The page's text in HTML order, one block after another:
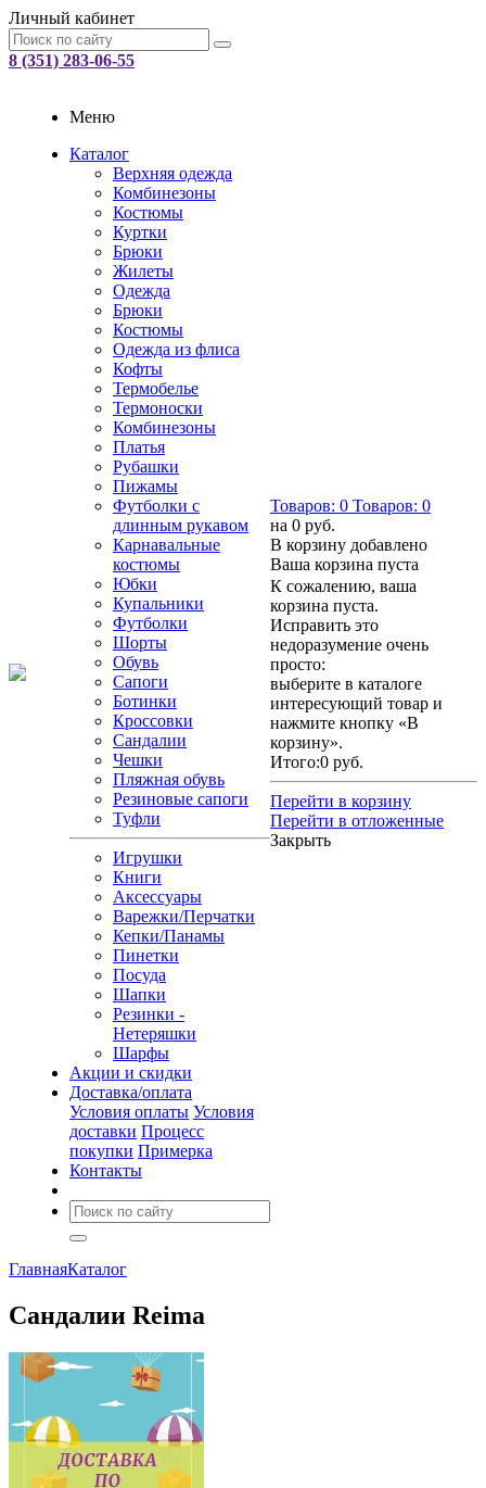
Личный кабинет
8 (351) 283-06-55
Меню
Каталог
Верхняя одежда
Комбинезоны
Костюмы
Куртки
Брюки
Жилеты
Одежда
Брюки
Костюмы
Одежда из флиса
Кофты
Термобелье
Термоноски
Комбинезоны
Платья
Рубашки
Пижамы
Футболки с
длинным рукавом
Карнавальные
костюмы
Юбки
Купальники
Футболки
Шорты
Обувь
Сапоги
Ботинки
Кроссовки
Сандалии
Чешки
Пляжная обувь
Резиновые сапоги
Туфли
Игрушки
Книги
Аксессуары
Варежки/Перчатки
Кепки/Панамы
Пинетки
Посуда
Шапки
Резинки -
Нетеряшки
Шарфы
Акции и скидки
Доставка/оплата
Условия оплаты Условия
доставки Процесс
покупки Примерка
Контакты
Товаров: 0 Товаров: 0
на 0 руб.
В корзину добавлено
Ваша корзина пуста
К сожалению, ваша
корзина пуста.
Исправить это
недоразумение очень
просто:
выберите в каталоге
интересующий товар и
нажмите кнопку «В
корзину».
Итого:0 руб.
Перейти в корзину
Перейти в отложенные
Закрыть
ГлавнаяКаталог
Сандалии Reima